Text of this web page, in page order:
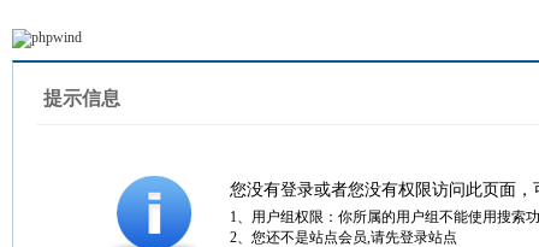
提示信息
您没有登录或者您没有权限访问此页面
1、用户组权限：你所属的用户组不能使用搜索
2、您还不是站点会员,请先登录站点